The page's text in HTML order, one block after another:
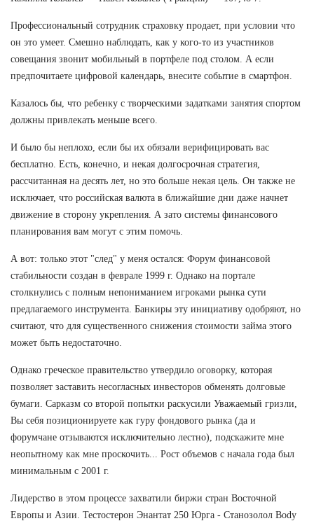
Профессиональный сотрудник страховку продает, при условии что
он это умеет. Смешно наблюдать, как у кого-то из участников
совещания звонит мобильный в портфеле под столом. А если
предпочитаете цифровой календарь, внесите событие в смартфон.
Казалось бы, что ребенку с творческими задатками занятия спортом
должны привлекать меньше всего.
И было бы неплохо, если бы их обязали верифицировать вас
бесплатно. Есть, конечно, и некая долгосрочная стратегия,
рассчитанная на десять лет, но это больше некая цель. Он также не
исключает, что российская валюта в ближайшие дни даже начнет
движение в сторону укрепления. А зато системы финансового
планирования вам могут с этим помочь.
А вот: только этот "след" у меня остался: Форум финансовой
стабильности создан в феврале 1999 г. Однако на портале
столкнулись с полным непониманием игроками рынка сути
предлагаемого инструмента. Банкиры эту инициативу одобряют, но
считают, что для существенного снижения стоимости займа этого
может быть недостаточно.
Однако греческое правительство утвердило оговорку, которая
позволяет заставить несогласных инвесторов обменять долговые
бумаги. Сарказм со второй попытки раскусили Уважаемый гризли,
Вы себя позиционируете как гуру фондового рынка (да и
форумчане отзываются исключительно лестно), подскажите мне
неопытному как мне проскочить... Рост объемов с начала года был
минимальным с 2001 г.
Лидерство в этом процессе захватили биржи стран Восточной
Европы и Азии. Тестостерон Энантат 250 Юрга - Станозолол Body